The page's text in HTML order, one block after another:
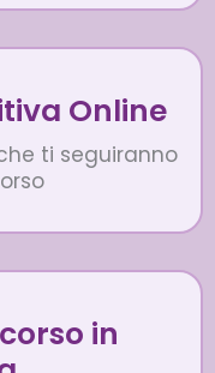
Online
ti seguiranno
in